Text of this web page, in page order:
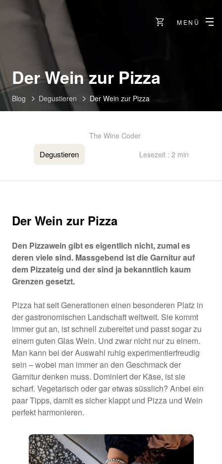
MENÜ
Der Wein zur Pizza
Blog Degustieren Der Wein zur Pizza
Degustieren Lesezeit : 2 min
The Wine Coder
Der Wein zur Pizza
Den Pizzawein gibt es eigentlich nicht, zumal es
deren viele sind. Massgebend ist die Garnitur auf
dem Pizzateig und der sind ja bekanntlich kaum
Grenzen gesetzt.
Pizza hat seit Generationen einen besonderen Platz in
der gastronomischen Landschaft weltweit. Sie kommt
immer gut an, ist schnell zubereitet und passt sogar zu
einem guten Glas Wein. Und zwar nicht nur zu einem.
Man kann bei der Auswahl ruhig experimentierfreudig
sein – wobei man immer an den Geschmack der
Garnitur denken muss. Dominiert der Käse, ist sie
scharf. Vegetarisch oder gar etwas süsslich? Anbei ein
paar Tipps, damit es sicher klappt und Pizza und Wein
perfekt harmonieren.